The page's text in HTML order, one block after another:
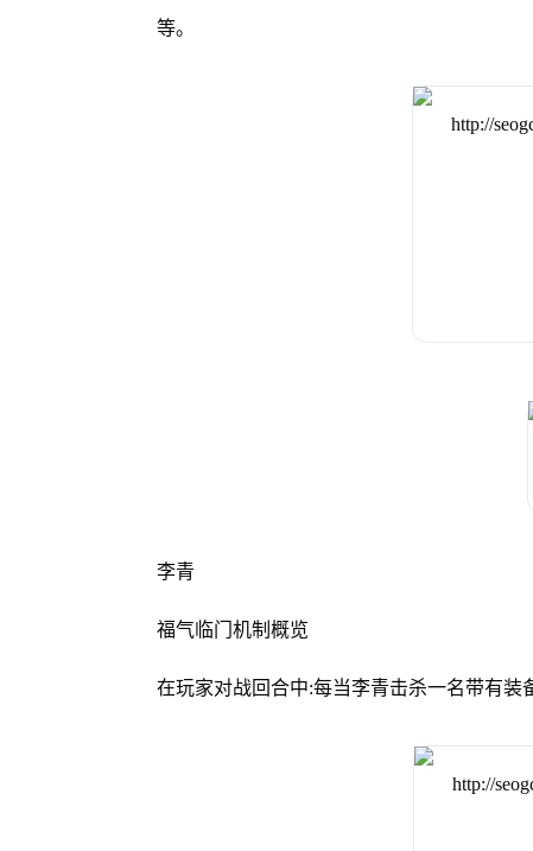
等。
李青
福气临门机制概览
在玩家对战回合中:每当李青击杀一名带有装